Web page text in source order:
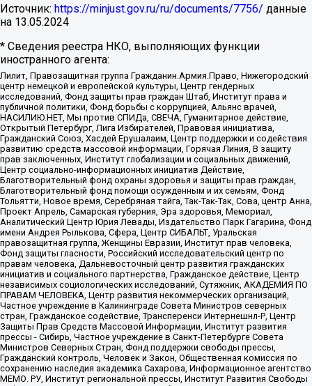
Источник: https://minjust.gov.ru/ru/documents/7756/ данные
на 13.05.2024
* Сведения реестра НКО, выполняющих функции
иностранного агента:
Лилит, Правозащитная группа Гражданин.Армия.Право, Нижегородский
центр немецкой и европейской культуры, Центр гендерных
исследований, Фонд защиты прав граждан Штаб, Институт права и
публичной политики, Фонд борьбы с коррупцией, Альянс врачей,
НАСИЛИЮ.НЕТ, Мы против СПИДа, СВЕЧА, Гуманитарное действие,
Открытый Петербург, Лига Избирателей, Правовая инициатива,
Гражданский Союз, Хасдей Ерушалаим, Центр поддержки и содействия
развитию средств массовой информации, Горячая Линия, В защиту
прав заключенных, Институт глобализации и социальных движений,
Центр социально-информационных инициатив Действие,
Благотворительный фонд охраны здоровья и защиты прав граждан,
Благотворительный фонд помощи осужденным и их семьям, Фонд
Тольятти, Новое время, Серебряная тайга, Так-Так-Так, Сова, центр Анна,
Проект Апрель, Самарская губерния, Эра здоровья, Мемориал,
Аналитический Центр Юрия Левады, Издательство Парк Гагарина, Фонд
имени Андрея Рылькова, Сфера, Центр СИБАЛЬТ, Уральская
правозащитная группа, Женщины Евразии, Институт прав человека,
Фонд защиты гласности, Российский исследовательский центр по
правам человека, Дальневосточный центр развития гражданских
инициатив и социального партнерства, Гражданское действие, Центр
независимых социологических исследований, Сутяжник, АКАДЕМИЯ ПО
ПРАВАМ ЧЕЛОВЕКА, Центр развития некоммерческих организаций,
Частное учреждение в Калининграде Совета Министров северных
стран, Гражданское содействие, Трансперенси Интернешнл-Р, Центр
Защиты Прав Средств Массовой Информации, Институт развития
прессы - Сибирь, Частное учреждение в Санкт-Петербурге Совета
Министров Северных Стран, Фонд поддержки свободы прессы,
Гражданский контроль, Человек и Закон, Общественная комиссия по
сохранению наследия академика Сахарова, Информационное агентство
МЕМО. РУ, Институт региональной прессы, Институт Развития Свободы